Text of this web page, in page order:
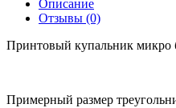
Описание
Отзывы (0)
Принтовый купальник микро
Примерный размер